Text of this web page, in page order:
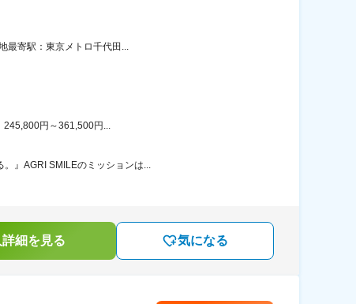
寄駅：東京メトロ千代田...
円～361,500円...
』AGRI SMILEのミッションは...
細を見る 気になる